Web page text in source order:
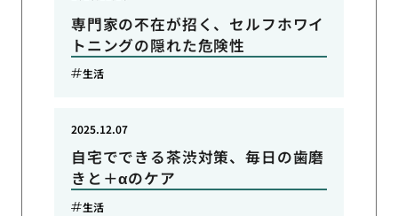
専門家の不在が招く、セルフホワイ
トニングの隠れた危険性
生活
自宅でできる茶渋対策、毎日の歯磨
きと＋αのケア
2025.12.07
生活